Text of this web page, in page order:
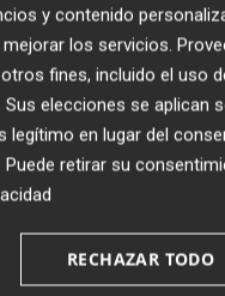
algo más de
de muy poca
parte del terreno
desde sus
de sus resultados
advirtió que su
y contenido
los servicios.
fines, incluido el uso
elecciones se aplican
legítimo en lugar del
. Puede retirar su
RECHAZAR TODO